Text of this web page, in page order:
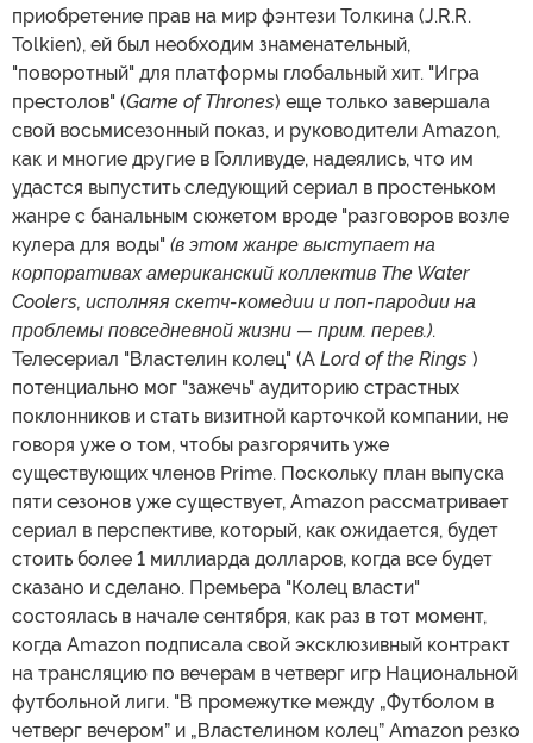
приобретение прав на мир фэнтези Толкина (J.R.R.
Tolkien), ей был необходим знаменательный,
"поворотный" для платформы глобальный хит. "Игра
престолов" (Game of Thrones) еще только завершала
свой восьмисезонный показ, и руководители Amazon,
как и многие другие в Голливуде, надеялись, что им
удастся выпустить следующий сериал в простеньком
жанре с банальным сюжетом вроде "разговоров возле
кулера для воды" (в этом жанре выступает на
корпоративах американский коллектив The Water
Coolers, исполняя скетч-комедии и поп-пародии на
проблемы повседневной жизни — прим. перев.).
Телесериал "Властелин колец" (A Lord of the Rings )
потенциально мог "зажечь" аудиторию страстных
поклонников и стать визитной карточкой компании, не
говоря уже о том, чтобы разгорячить уже
существующих членов Prime. Поскольку план выпуска
пяти сезонов уже существует, Amazon рассматривает
сериал в перспективе, который, как ожидается, будет
стоить более 1 миллиарда долларов, когда все будет
сказано и сделано. Премьера "Колец власти"
состоялась в начале сентября, как раз в тот момент,
когда Amazon подписала свой эксклюзивный контракт
на трансляцию по вечерам в четверг игр Национальной
футбольной лиги. "В промежутке между „Футболом в
четверг вечером” и „Властелином колец” Amazon резко